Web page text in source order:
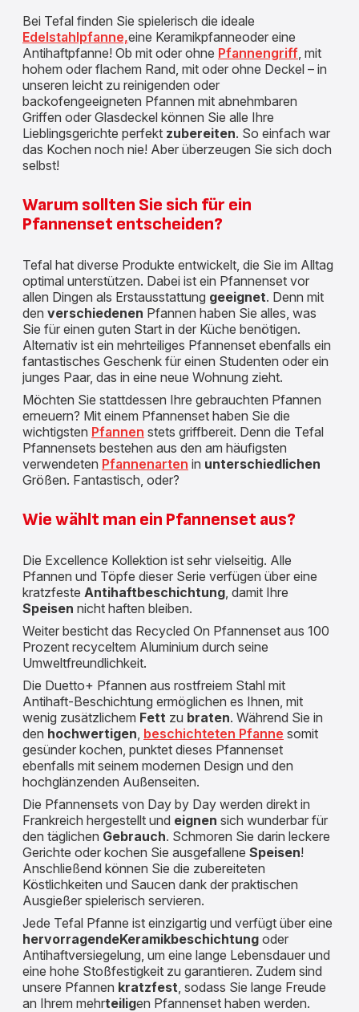
Bei Tefal finden Sie spielerisch die ideale
Edelstahlpfanne,eine Keramikpfanneoder eine
Antihaftpfanne! Ob mit oder ohne Pfannengriff , mit
hohem oder flachem Rand, mit oder ohne Deckel – in
unseren leicht zu reinigenden oder
backofengeeigneten Pfannen mit abnehmbaren
Griffen oder Glasdeckel können Sie alle Ihre
Lieblingsgerichte perfekt zubereiten. So einfach war
das Kochen noch nie! Aber überzeugen Sie sich doch
selbst!
Warum sollten Sie sich für ein
Pfannenset entscheiden?
Tefal hat diverse Produkte entwickelt, die Sie im Alltag
optimal unterstützen. Dabei ist ein Pfannenset vor
allen Dingen als Erstausstattung geeignet. Denn mit
den verschiedenen Pfannen haben Sie alles, was
Sie für einen guten Start in der Küche benötigen.
Alternativ ist ein mehrteiliges Pfannenset ebenfalls ein
fantastisches Geschenk für einen Studenten oder ein
junges Paar, das in eine neue Wohnung zieht.
Möchten Sie stattdessen Ihre gebrauchten Pfannen
erneuern? Mit einem Pfannenset haben Sie die
wichtigsten Pfannen stets griffbereit. Denn die Tefal
Pfannensets bestehen aus den am häufigsten
verwendeten Pfannenarten in unterschiedlichen
Größen. Fantastisch, oder?
Wie wählt man ein Pfannenset aus?
Die Excellence Kollektion ist sehr vielseitig. Alle
Pfannen und Töpfe dieser Serie verfügen über eine
kratzfeste Antihaftbeschichtung , damit Ihre
Speisen nicht haften bleiben.
Weiter besticht das Recycled On Pfannenset aus 100
Prozent recyceltem Aluminium durch seine
Umweltfreundlichkeit.
Die Duetto+ Pfannen aus rostfreiem Stahl mit
Antihaft-Beschichtung ermöglichen es Ihnen, mit
wenig zusätzlichem Fett zu braten. Während Sie in
den hochwertigen beschichteten Pfanne somit
gesünder kochen, punktet dieses Pfannenset
ebenfalls mit seinem modernen Design und den
hochglänzenden Außenseiten.
Die Pfannensets von Day by Day werden direkt in
Frankreich hergestellt und eignen sich wunderbar für
den täglichen Gebrauch. Schmoren Sie darin leckere
Gerichte oder kochen Sie ausgefallene Speisen!
Anschließend können Sie die zubereiteten
Köstlichkeiten und Saucen dank der praktischen
Ausgießer spielerisch servieren.
Jede Tefal Pfanne ist einzigartig und verfügt über eine
hervorragendeKeramikbeschichtung oder
Antihaftversiegelung, um eine lange Lebensdauer und
eine hohe Stoßfestigkeit zu garantieren. Zudem sind
unsere Pfannen kratzfest , sodass Sie lange Freude
an Ihrem mehrteiligen Pfannenset haben werden.